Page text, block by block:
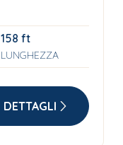
158 ft
LUNGHEZZA
DETTAGLI